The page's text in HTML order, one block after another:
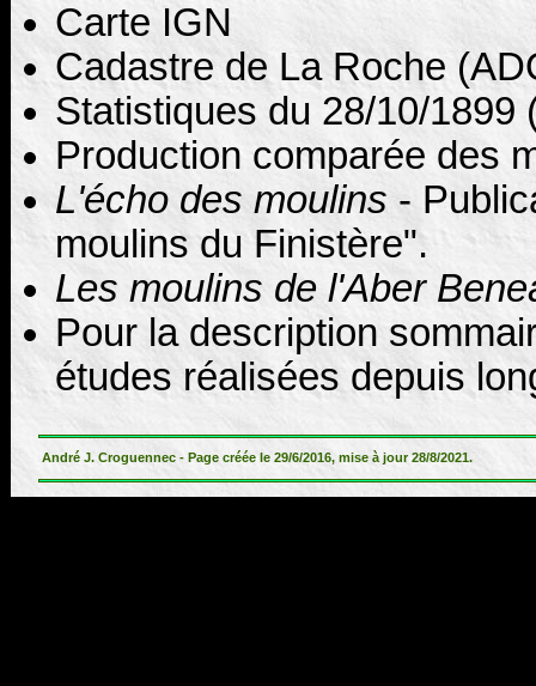
Carte IGN
Cadastre de La Roche
Statistiques du 28/10/1899
Production comparée des
L'écho des moulins -
moulins du Finistère".
Les moulins de l'Aber
Pour la description
études réalisées depuis
André J. Croguennec - Page créée le 29/6/2016, mise à jour 28/8/2021.